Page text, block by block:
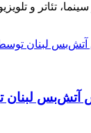
سینما، تئاتر و
لبنان